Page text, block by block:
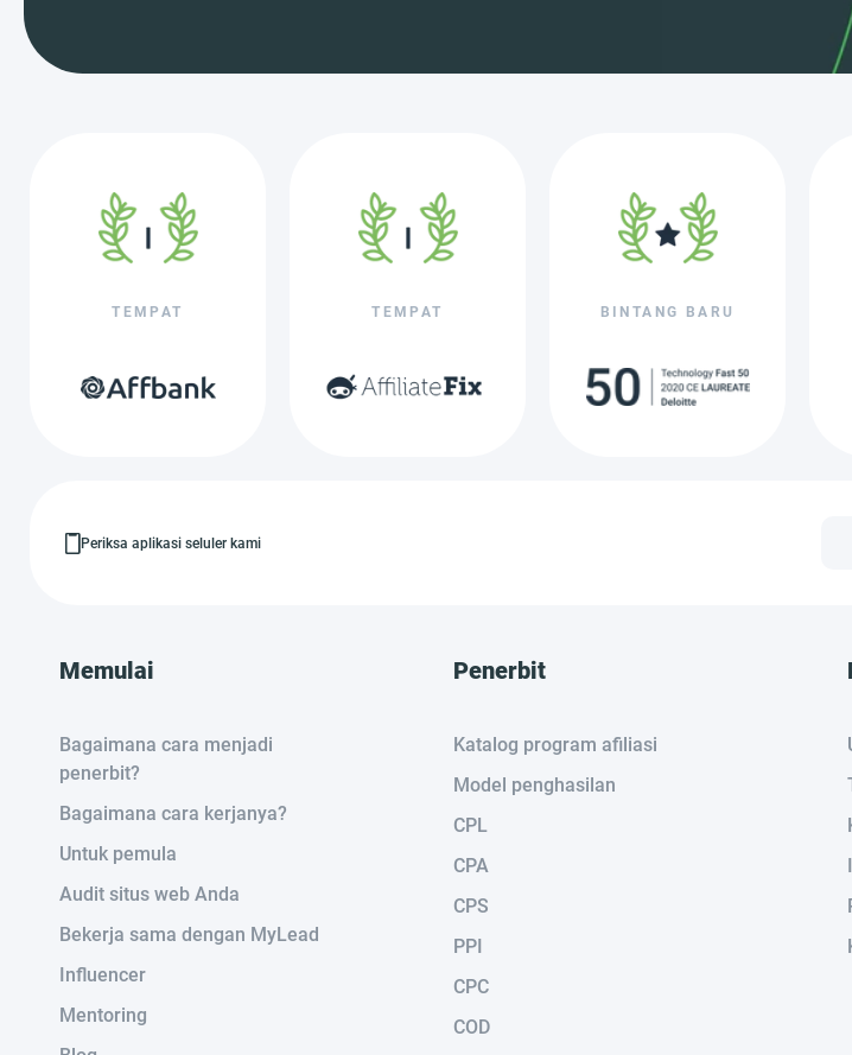
TEMPAT TEMPAT BINTANG BARU
Periksa aplikasi seluler kami
Memulai
Bagaimana cara menjadi
penerbit?
Bagaimana cara kerjanya?
Untuk pemula
Audit situs web Anda
Bekerja sama dengan MyLead
Influencer
Mentoring
Penerbit
Katalog program afiliasi
Model penghasilan
CPL
CPA
CPS
PPI
CPC
COD